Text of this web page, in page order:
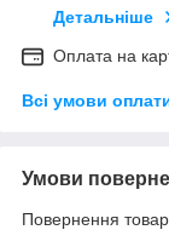
Детальніше
Оплата на
Всі умови
Умови
Повернення